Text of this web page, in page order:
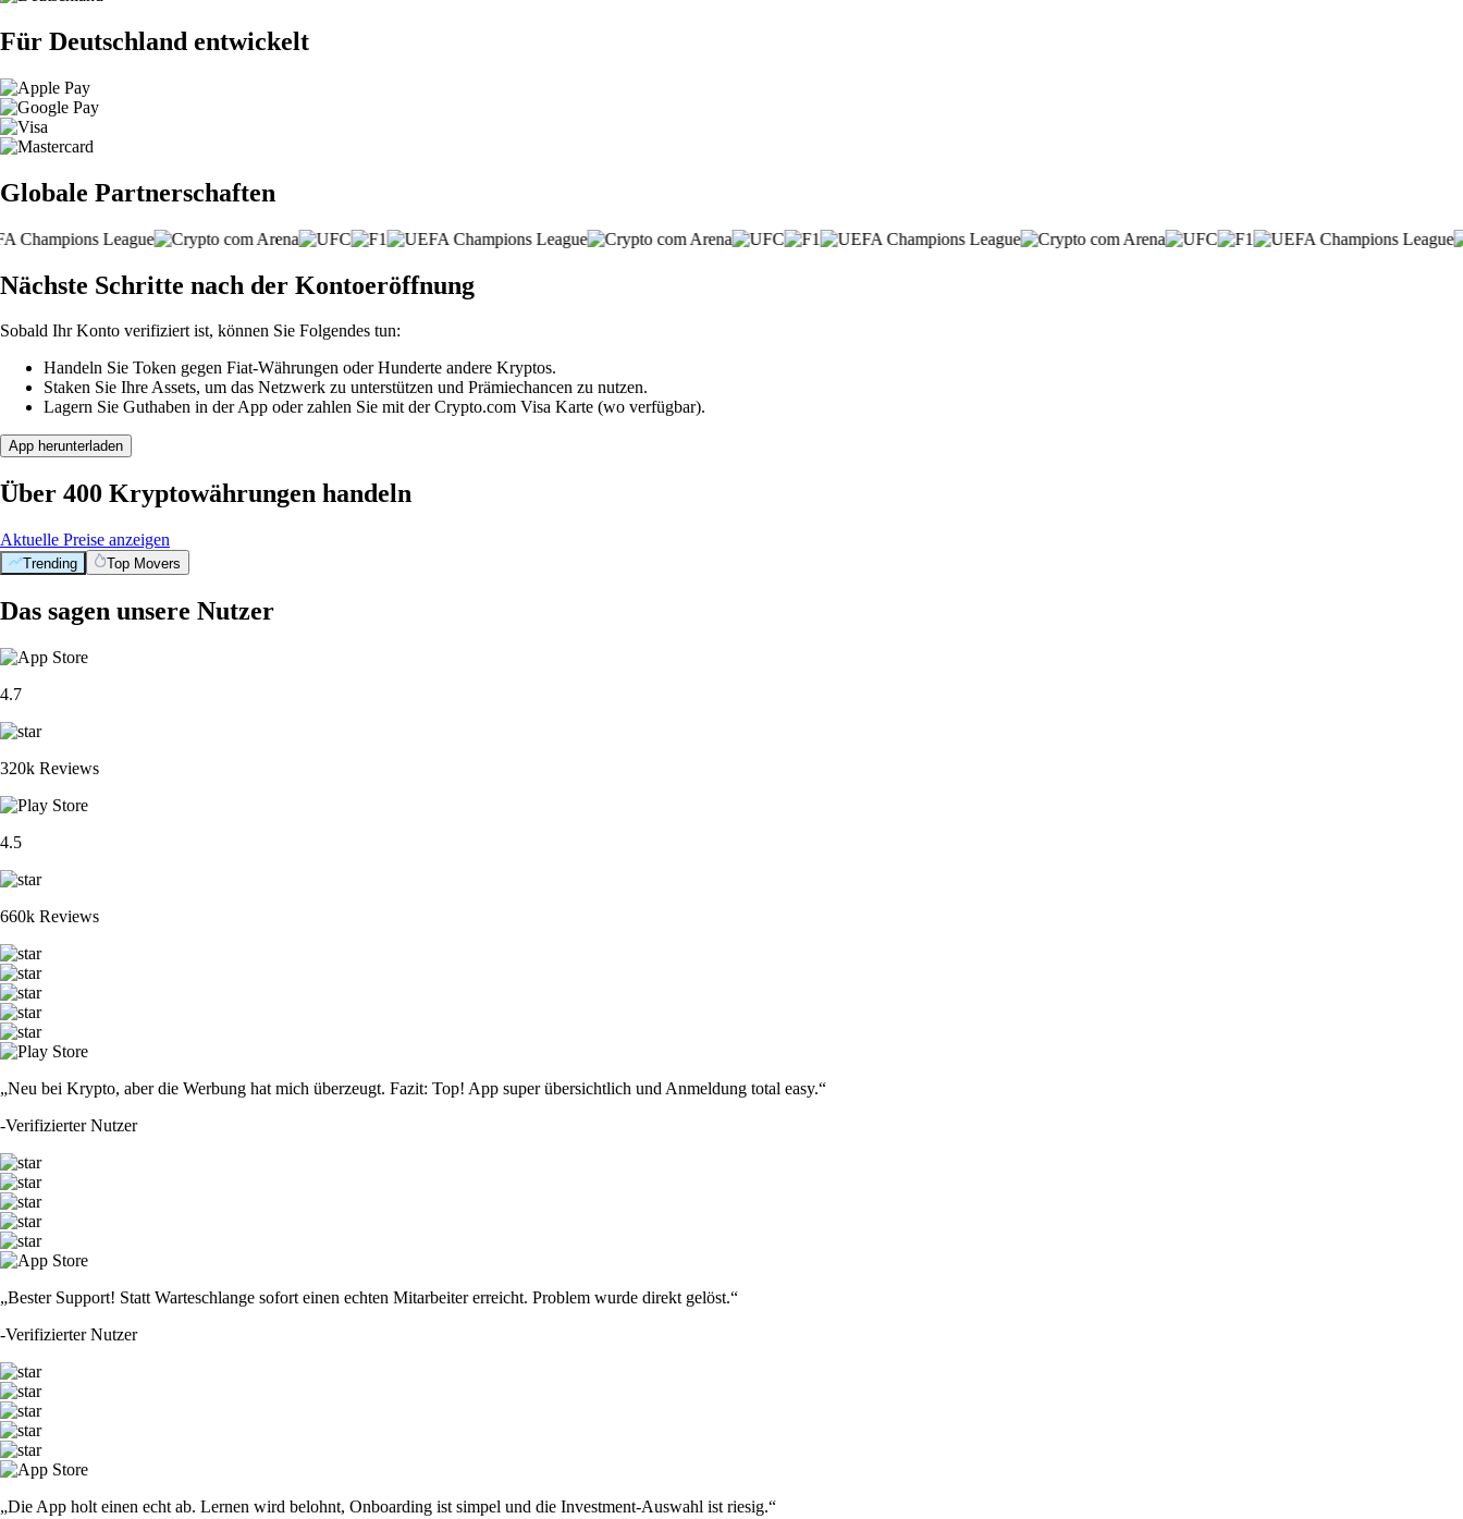
Für Deutschland entwickelt
Globale Partnerschaften
Nächste Schritte nach der Kontoeröffnung
Sobald Ihr Konto verifiziert ist, können Sie Folgendes tun:
Handeln Sie Token gegen Fiat-Währungen oder Hunderte andere Kryptos.
Staken Sie Ihre Assets, um das Netzwerk zu unterstützen und Prämiechancen zu nutzen.
Lagern Sie Guthaben in der App oder zahlen Sie mit der Crypto.com Visa Karte (wo verfügbar).
App herunterladen
Über 400 Kryptowährungen handeln
Aktuelle Preise anzeigen
Trending Top Movers
Das sagen unsere Nutzer
4.7
320k Reviews
4.5
660k Reviews
„Neu bei Krypto, aber die Werbung hat mich überzeugt. Fazit: Top! App super übersichtlich und Anmeldung total easy.“
-Verifizierter Nutzer
„Bester Support! Statt Warteschlange sofort einen echten Mitarbeiter erreicht. Problem wurde direkt gelöst.“
-Verifizierter Nutzer
„Die App holt einen echt ab. Lernen wird belohnt, Onboarding ist simpel und die Investment-Auswahl ist riesig.“